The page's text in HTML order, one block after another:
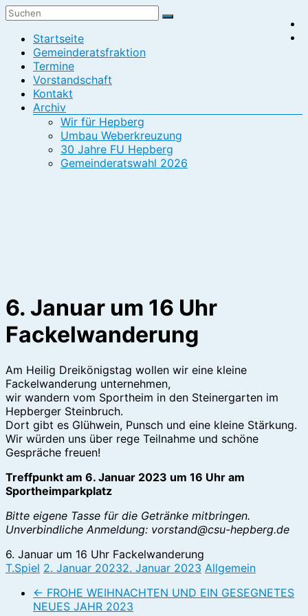
Zum
springen
CSU
Hepberg
Menü Startseite
Gemeinderatsfraktion
Termine
Vorstandschaft
Kontakt
Archiv
Wir für Hepberg
Umbau Weberkreuzung
30 Jahre FU Hepberg
Gemeinderatswahl 2026
6. Januar um 16 Uhr
Fackelwanderung
Am Heilig Dreikönigstag wollen wir eine kleine
Fackelwanderung unternehmen,
wir wandern vom Sportheim in den Steinergarten im
Hepberger Steinbruch.
Dort gibt es Glühwein, Punsch und eine kleine Stärkung.
Wir würden uns über rege Teilnahme und schöne
Gespräche freuen!
Treffpunkt am 6. Januar 2023 um 16 Uhr am
Sportheimparkplatz
Bitte eigene Tasse für die Getränke mitbringen.
Unverbindliche Anmeldung: vorstand@csu-hepberg.de
6. Januar um 16 Uhr Fackelwanderung
T.Spiel 2. Januar 20232. Januar 2023 Allgemein
← FROHE WEIHNACHTEN UND EIN GESEGNETES
NEUES JAHR 2023